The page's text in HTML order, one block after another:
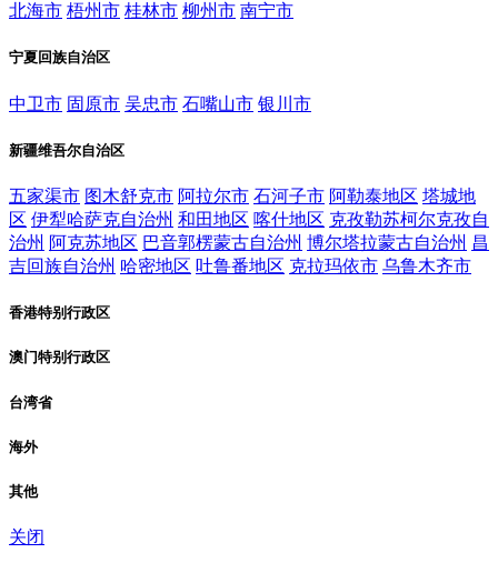
北海市 梧州市 桂林市 柳州市 南宁市
宁夏回族自治区
中卫市 固原市 吴忠市 石嘴山市 银川市
新疆维吾尔自治区
五家渠市 图木舒克市 阿拉尔市 石河子市 阿勒泰地区 塔城地
区 伊犁哈萨克自治州 和田地区 喀什地区 克孜勒苏柯尔克孜自
治州 阿克苏地区 巴音郭楞蒙古自治州 博尔塔拉蒙古自治州 昌
吉回族自治州 哈密地区 吐鲁番地区 克拉玛依市 乌鲁木齐市
香港特别行政区
澳门特别行政区
台湾省
海外
其他
关闭